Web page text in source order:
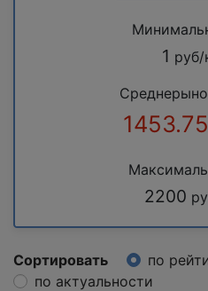
1
1453.75
2200
Сортировать по
по актуальности